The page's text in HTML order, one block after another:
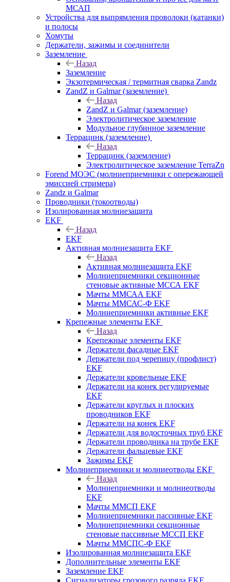
МСАП
Устройства для выпрямления проволоки (катанки)
и полосы
Хомуты
Держатели, зажимы и соединители
Заземление
Назад
Заземление
Экзотермическая / термитная сварка Zandz
ZandZ и Galmar (заземление)
Назад
ZandZ и Galmar (заземление)
Электролитическое заземление
Модульное глубинное заземление
Террацинк (заземление)
Назад
Террацинк (заземление)
Электролитическое заземление TerraZn
Forend МОЭС (молниеприемники с опережающей
эмиссией стримера)
Zandz и Galmar
Проводники (токоотводы)
Изолированная молниезащита
EKF
Назад
EKF
Активная молниезащита EKF
Назад
Активная молниезащита EKF
Молниеприемники секционные
стеновые активные МССА EKF
Мачты ММСАА EKF
Мачты ММСАС-Ф EKF
Молниеприемники активные EKF
Крепежные элементы EKF
Назад
Крепежные элементы EKF
Держатели фасадные EKF
Держатели под черепицу (профлист)
EKF
Держатели кровельные EKF
Держатели на конек регулируемые
EKF
Держатели круглых и плоских
проводников EKF
Держатели на конек EKF
Держатели для водосточных труб EKF
Держатели проводника на трубе EKF
Держатели фальцевые EKF
Зажимы EKF
Молниеприемники и молниеотводы EKF
Назад
Молниеприемники и молниеотводы
EKF
Мачты ММСП EKF
Молниеприемники пассивные EKF
Молниеприемники секционные
стеновые пассивные МССП EKF
Мачты ММСПС-Ф EKF
Изолированная молниезащита EKF
Дополнительные элементы EKF
Заземление EKF
Сигнализаторы грозового разряда EKF